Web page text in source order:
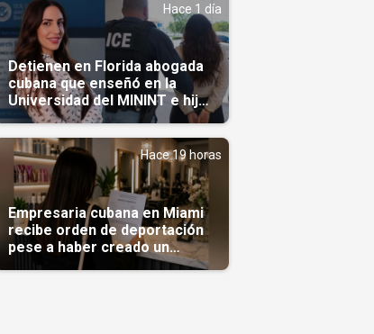
Hace 1 día
Detienen en Florida abogada
cubana que enseñó en la
Universidad del MININT e hija
de diplomático cubano
Hace 19 horas
Empresaria cubana en Miami
recibe orden de deportación
pese a haber creado un